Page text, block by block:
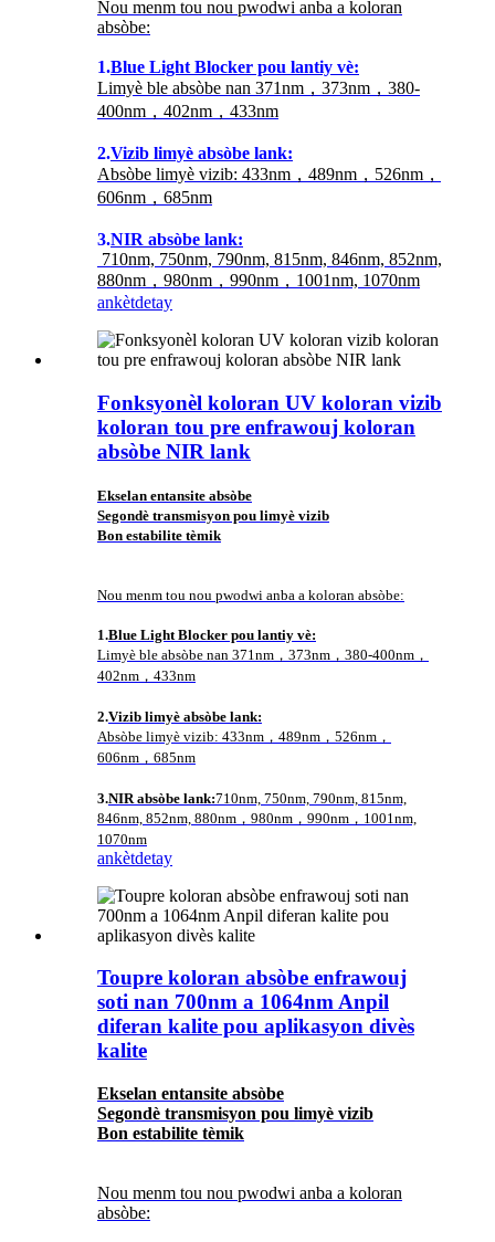
Nou menm tou nou pwodwi anba a koloran
absòbe:
1.Blue Light Blocker pou lantiy vè:
Limyè ble absòbe nan 371nm，373nm，380-
400nm，402nm，433nm
2.Vizib limyè absòbe lank:
Absòbe limyè vizib: 433nm，489nm，526nm，
606nm，685nm
3.NIR absòbe lank:
710nm, 750nm, 790nm, 815nm, 846nm, 852nm,
880nm，980nm，990nm，1001nm, 1070nm
ankètdetay
Fonksyonèl koloran UV koloran vizib
koloran tou pre enfrawouj koloran
absòbe NIR lank
Ekselan entansite absòbe
Segondè transmisyon pou limyè vizib
Bon estabilite tèmik
Nou menm tou nou pwodwi anba a koloran absòbe:
1.Blue Light Blocker pou lantiy vè:
Limyè ble absòbe nan 371nm，373nm，380-400nm，
402nm，433nm
2.Vizib limyè absòbe lank:
Absòbe limyè vizib: 433nm，489nm，526nm，
606nm，685nm
3.NIR absòbe lank:710nm, 750nm, 790nm, 815nm,
846nm, 852nm, 880nm，980nm，990nm，1001nm,
1070nm
ankètdetay
Toupre koloran absòbe enfrawouj
soti nan 700nm a 1064nm Anpil
diferan kalite pou aplikasyon divès
kalite
Ekselan entansite absòbe
Segondè transmisyon pou limyè vizib
Bon estabilite tèmik
Nou menm tou nou pwodwi anba a koloran
absòbe: